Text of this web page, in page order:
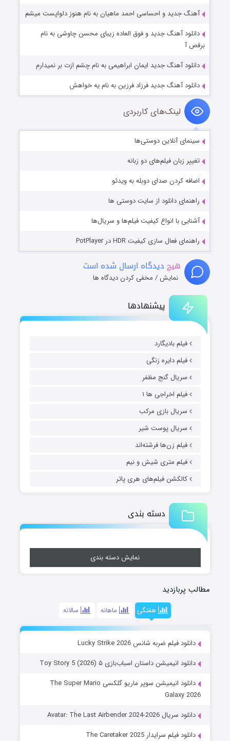
پیشنهادها
فیلم بادیگارد
فیلم دایره زنگی
سریال گنج مظفر
فیلم اخراجی ها ۱
سریال بازی مرکب
سریال پوست شیر
فیلم زن‌ها فرشته‌اند
فیلم متری شیش و نیم
کالکشن فیلم‌های هری پاتر
دسته بندی
نمایش دسته بندی
مطالب پربازدید
هفتگی ماهانه سالانه
دانلود فیلم ضربه شانس Lucky Strike 2026
دانلود انیمیشن داستان اسباب‌بازی ۵ Toy Story 5 (2026)
دانلود انیمیشن سوپر ماریو گلکسی The Super Mario
Galaxy 2026
دانلود سریال Avatar: The Last Airbender 2024-2026
دانلود فیلم سرایدار The Caretaker 2025
آهنگ جدید و احساسی احمد ماهیان به نام هنوز دلواپست میشم
دانلود آهنگ جدید و فوق العاده زیبای محسن چاوشی به نام
برقص آ
دانلود آهنگ جدید ایمان ابراهیمی به نام چشم ازت بر نمیدارم
دانلود آهنگ جدید فرزاد فرزین به نام یه خواهش
لینک‌های کاربردی
سینمای آنلاین دوستی‌ها
تغییر زبان فیلم‌های دو زبانه
اضافه کردن صدای دوبله به ویدئو
راهنمای دانلود از سایت دوستی ها
آشنایی با انواع کیفیت فیلم‌ها و سریال‌ها
راهنمای فعال سازی کیفیت HDR در PotPlayer
هیچ دیدگاه ارسال شده است
نمایش / مخفی کردن دیدگاه ها